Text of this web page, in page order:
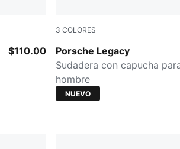
$110.00
3 COLORES
Porsche Legacy
ALPINE SNOW
Sudadera con capucha
hombre
NUEVO